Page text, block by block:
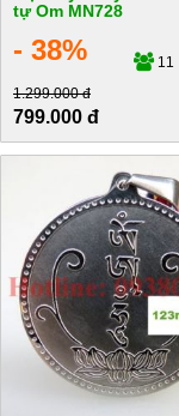
tự Om MN728
- 38%
1.299.000 đ
799.000 đ